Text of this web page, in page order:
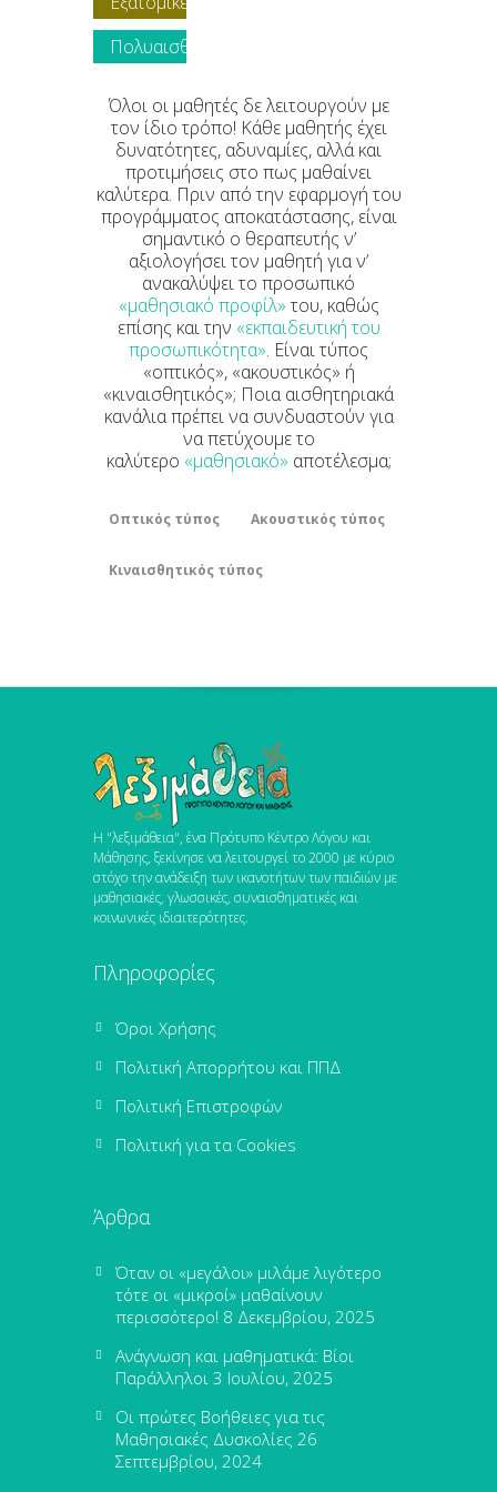
υλικό
μαθητή
μαθησιακοί
στόχοι
Πολυαισθητηριακή
Όλοι οι μαθητές δε λειτουργούν με
τον ίδιο τρόπο! Κάθε μαθητής έχει
δυνατότητες, αδυναμίες, αλλά και
προτιμήσεις στο πως μαθαίνει
καλύτερα. Πριν από την εφαρμογή του
προγράμματος αποκατάστασης, είναι
σημαντικό ο θεραπευτής ν’
αξιολογήσει τον μαθητή για ν’
ανακαλύψει το προσωπικό
«μαθησιακό προφίλ»του, καθώς
επίσης και την «εκπαιδευτική του
προσωπικότητα». Είναι τύπος
«οπτικός», «ακουστικός» ή
«κιναισθητικός»; Ποια αισθητηριακά
κανάλια πρέπει να συνδυαστούν για
να πετύχουμε το
καλύτερο «μαθησιακό» αποτέλεσμα;
Οπτικός τύπος Ακουστικός τύπος
Κιναισθητικός τύπος
Η "λεξιμάθεια", ένα Πρότυπο Κέντρο Λόγου και
Μάθησης, ξεκίνησε να λειτουργεί το 2000 με κύριο
στόχο την ανάδειξη των ικανοτήτων των παιδιών με
μαθησιακές, γλωσσικές, συναισθηματικές και
κοινωνικές ιδιαιτερότητες.
Πληροφορίες
Όροι Χρήσης
Πολιτική Απορρήτου και ΠΠΔ
Πολιτική Επιστροφών
Πολιτική για τα Cookies
Άρθρα
Όταν οι «μεγάλοι» μιλάμε λιγότερο
τότε οι «μικροί» μαθαίνουν
περισσότερο! 8 Δεκεμβρίου, 2025
Ανάγνωση και μαθηματικά: Βίοι
Παράλληλοι 3 Ιουλίου, 2025
Οι πρώτες Βοήθειες για τις
Μαθησιακές Δυσκολίες 26
Σεπτεμβρίου, 2024